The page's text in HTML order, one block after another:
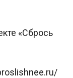
«Сбрось